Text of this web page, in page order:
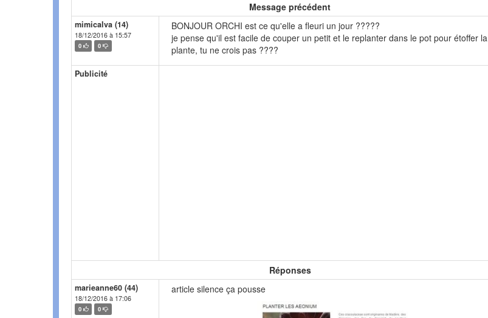
Message précédent
mimicalva (14)
18/12/2016 à 15:57
0 0
BONJOUR ORCHI est ce qu'elle a fleuri un jour ?????
je pense qu'il est facile de couper un petit et le replanter dans le pot pour étoffer la
plante, tu ne crois pas ????
Publicité
Réponses
marieanne60 (44)
18/12/2016 à 17:06
0 0
article silence ça pousse